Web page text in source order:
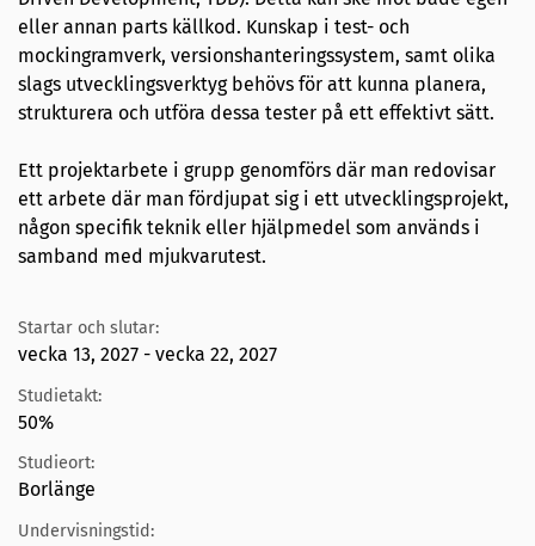
eller annan parts källkod. Kunskap i test- och
mockingramverk, versionshanteringssystem, samt olika
slags utvecklingsverktyg behövs för att kunna planera,
strukturera och utföra dessa tester på ett effektivt sätt.
Ett projektarbete i grupp genomförs där man redovisar
ett arbete där man fördjupat sig i ett utvecklingsprojekt,
någon specifik teknik eller hjälpmedel som används i
samband med mjukvarutest.
Startar och slutar:
vecka 13, 2027 - vecka 22, 2027
Studietakt:
50%
Studieort:
Borlänge
Undervisningstid: